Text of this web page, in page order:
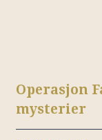
Operasjon
mysterier